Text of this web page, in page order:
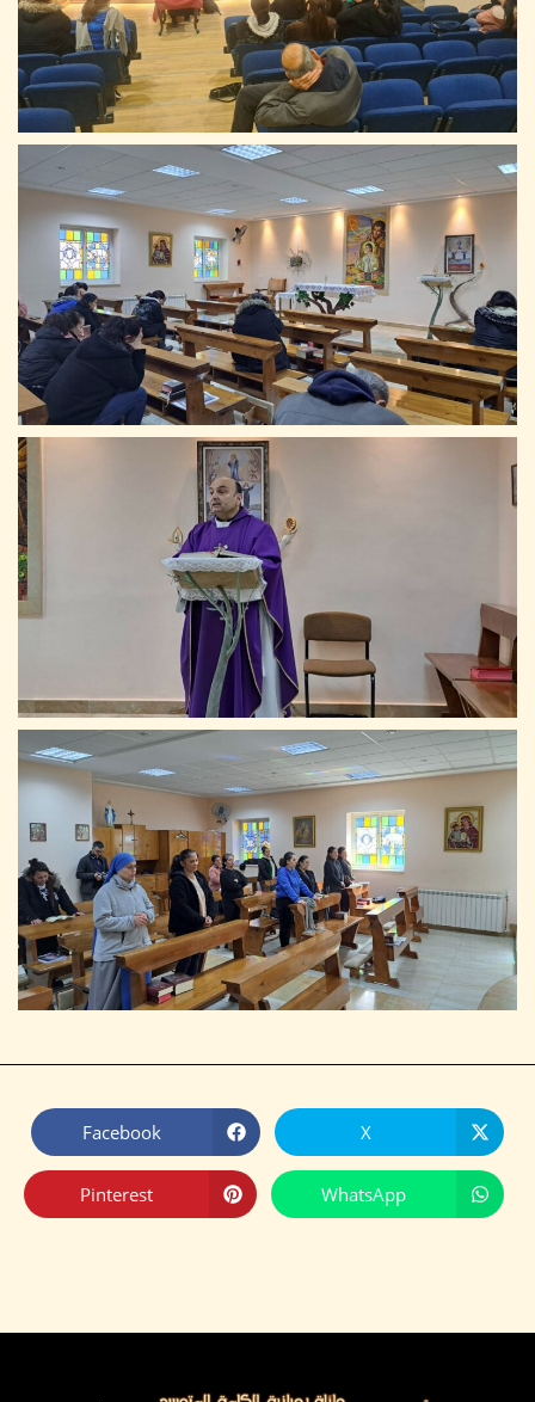
X
Facebook
WhatsApp
Pinterest